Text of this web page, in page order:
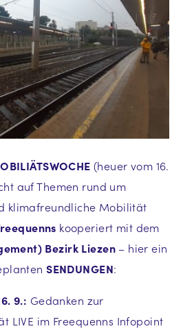
(heuer vom 16.
auf Themen rund um
klimafreundliche Mobilität
kooperiert mit dem
Bezirk Liezen– hier ein
SENDUNGEN:
9.: Gedanken zur
LIVE im Freequenns Infopoint